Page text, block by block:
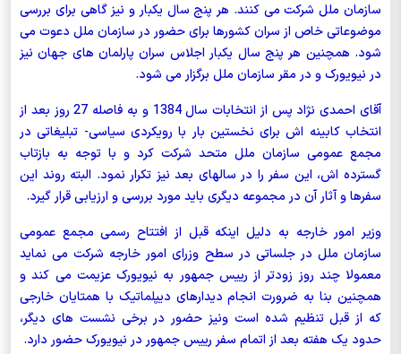
سازمان ملل شرکت می کنند. هر پنج سال یکبار و نیز گاهی برای بررسی
موضوعاتی خاص از سران کشورها برای حضور در سازمان ملل دعوت می
شود. همچنین هر پنج سال یکبار اجلاس سران پارلمان های جهان نیز
در نیویورک و در مقر سازمان ملل برگزار می شود.
آقای احمدی نژاد پس از انتخابات سال 1384 و به فاصله 27 روز بعد از
انتخاب کابینه اش برای نخستین بار با رویکردی سیاسی- تبلیغاتی در
مجمع عمومی سازمان ملل متحد شرکت کرد و با توجه به بازتاب
گسترده اش، این سفر را در سالهای بعد نیز تکرار نمود. البته روند این
سفرها و آثار آن در مجموعه دیگری باید مورد بررسی و ارزیابی قرار گیرد.
وزیر امور خارجه به دلیل اینکه قبل از افتتاح رسمی مجمع عمومی
سازمان ملل در جلساتی در سطح وزرای امور خارجه شرکت می نماید
معمولا چند روز زودتر از رییس جمهور به نیویورک عزیمت می کند و
همچنین بنا به ضرورت انجام دیدارهای دیپلماتیک با همتایان خارجی
که از قبل تنظیم شده است ونیز حضور در برخی نشست های دیگر،
حدود یک هفته بعد از اتمام سفر رییس جمهور در نیویورک حضور دارد.